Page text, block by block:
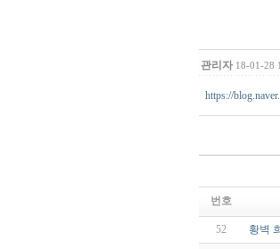
관리자 18-01-28
https://
번호
52 황벽